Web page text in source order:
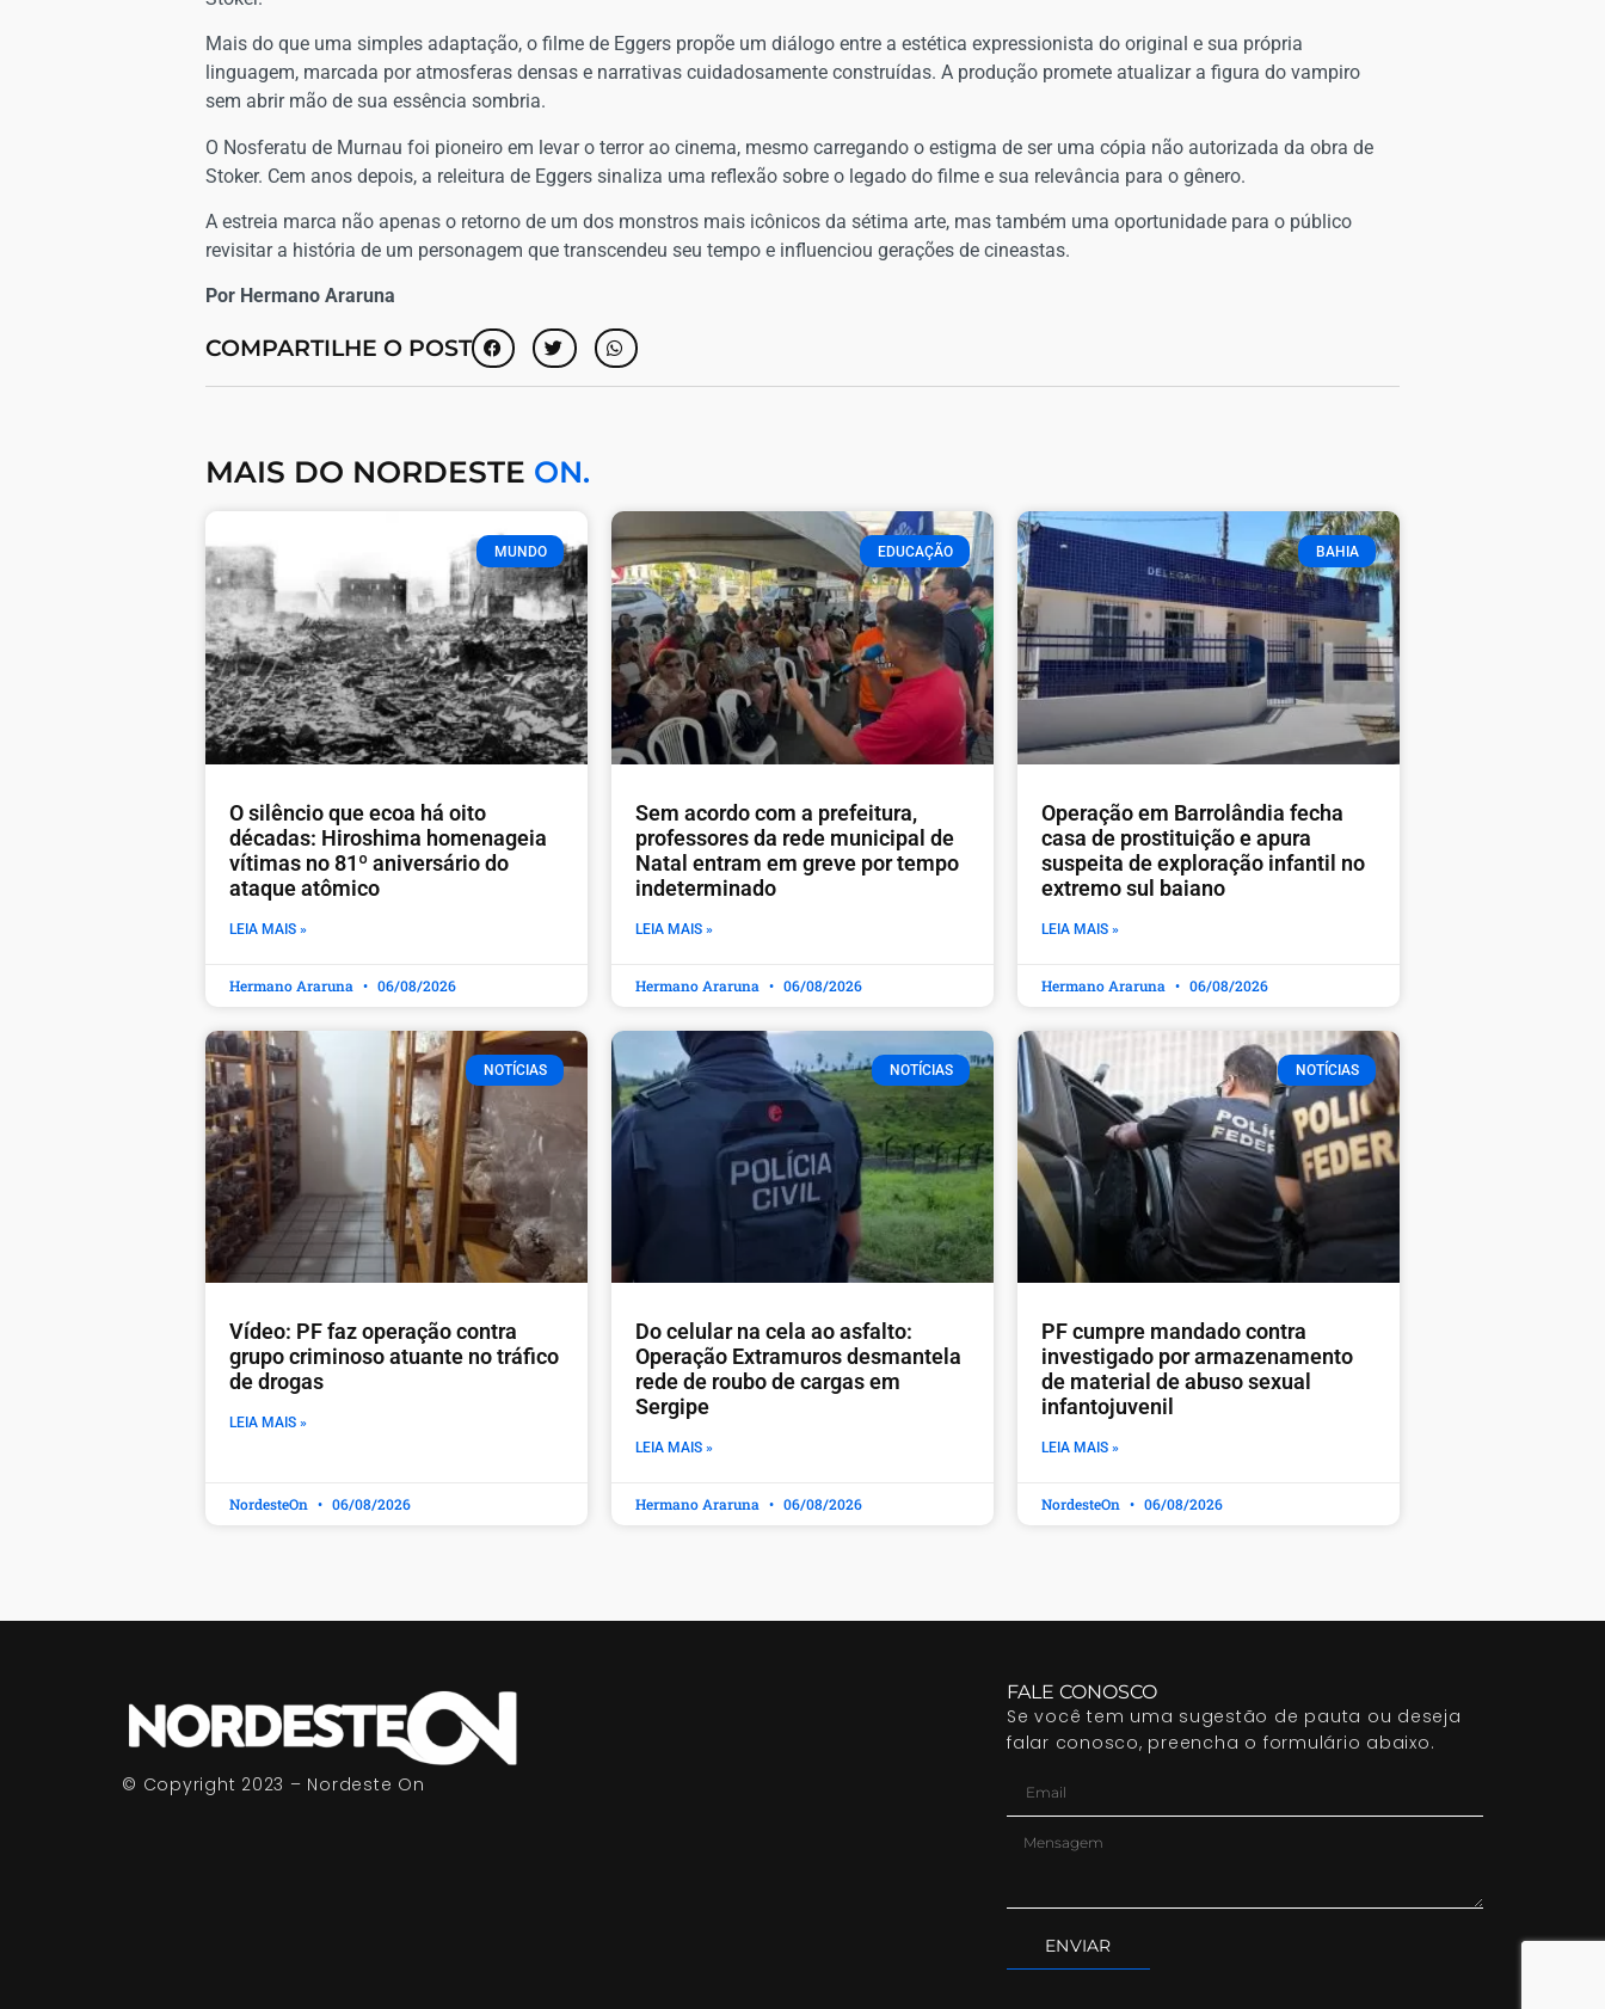
Mais do que uma simples adaptação, o filme de Eggers propõe um diálogo entre a estética expressionista do original e sua própria
linguagem, marcada por atmosferas densas e narrativas cuidadosamente construídas. A produção promete atualizar a figura do vampiro
sem abrir mão de sua essência sombria.
O Nosferatu de Murnau foi pioneiro em levar o terror ao cinema, mesmo carregando o estigma de ser uma cópia não autorizada da obra de
Stoker. Cem anos depois, a releitura de Eggers sinaliza uma reflexão sobre o legado do filme e sua relevância para o gênero.
A estreia marca não apenas o retorno de um dos monstros mais icônicos da sétima arte, mas também uma oportunidade para o público
revisitar a história de um personagem que transcendeu seu tempo e influenciou gerações de cineastas.
Por Hermano Araruna
COMPARTILHE O POST
MAIS DO NORDESTE ON.
MUNDO
O silêncio que ecoa há oito
décadas: Hiroshima homenageia
vítimas no 81º aniversário do
ataque atômico
LEIA MAIS »
Hermano Araruna 06/08/2026
EDUCAÇÃO
​Sem acordo com a prefeitura,
professores da rede municipal de
Natal entram em greve por tempo
indeterminado
LEIA MAIS »
Hermano Araruna 06/08/2026
BAHIA
Operação em Barrolândia fecha
casa de prostituição e apura
suspeita de exploração infantil no
extremo sul baiano
LEIA MAIS »
Hermano Araruna 06/08/2026
NOTÍCIAS
Vídeo: PF faz operação contra
grupo criminoso atuante no tráfico
de drogas
LEIA MAIS »
NordesteOn 06/08/2026
NOTÍCIAS
Do celular na cela ao asfalto:
Operação Extramuros desmantela
rede de roubo de cargas em
Sergipe
LEIA MAIS »
Hermano Araruna 06/08/2026
NOTÍCIAS
PF cumpre mandado contra
investigado por armazenamento
de material de abuso sexual
infantojuvenil
LEIA MAIS »
NordesteOn 06/08/2026
© Copyright 2023 – Nordeste On
FALE CONOSCO
Se você tem uma sugestão de pauta ou deseja
falar conosco, preencha o formulário abaixo.
ENVIAR